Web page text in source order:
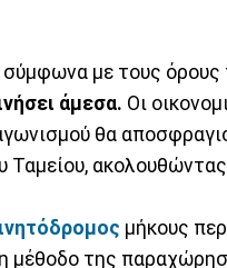
με τους
άμεσα. Οι
θα
Ταμείου,
μήκους
μέθοδο της